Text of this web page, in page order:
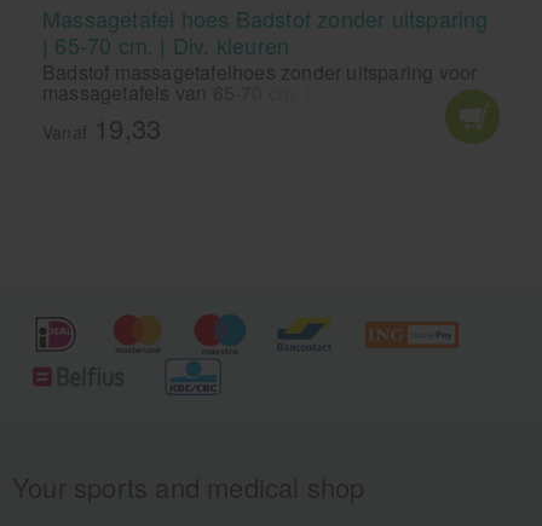
Massagetafel hoes Badstof zonder uitsparing
| 65-70 cm. | Div. kleuren
Badstof massagetafelhoes zonder uitsparing voor
massagetafels van 65-70 cm. breed. Op zoek naar
een zachte badstof massagetafelhoes zonder
gezichtsuitsparing? Bescherm je behandelbank
Vanaf 19,33